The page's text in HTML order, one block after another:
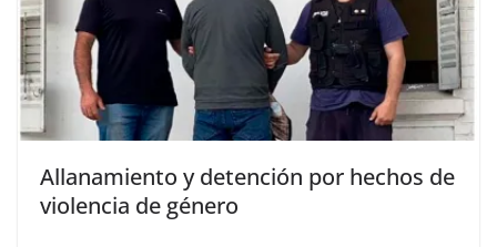
Allanamiento y detención por hechos de
violencia de género